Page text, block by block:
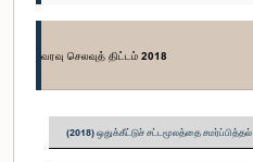
வரவு செலவுத் திட்டம் 2018
(2018) ஒதுக்கீட்டுச் சட்டமூலத்தை சமர்ப்பித்தல்